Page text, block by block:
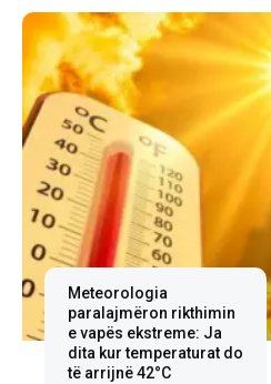
Meteorologia
paralajmëron rikthimin
e vapës ekstreme: Ja
dita kur temperaturat do
të arrijnë 42°C